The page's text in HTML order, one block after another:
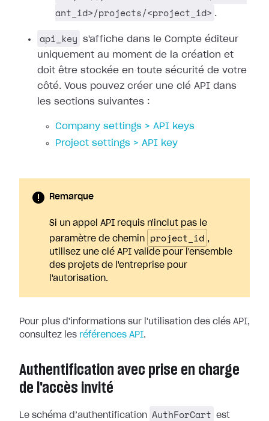
ant_id>/projects/<project_id> .
api_key
s'affiche dans le Compte éditeur
uniquement au moment de la création et
doit être stockée en toute sécurité de votre
côté. Vous pouvez créer une clé API dans
les sections suivantes :
Company settings > API keys
Project settings > API key
Remarque
Si un appel API requis n'inclut pas le
paramètre de chemin
project_id ,
utilisez une clé API valide pour l'ensemble
des projets de l'entreprise pour
l'autorisation.
Pour plus d'informations sur l'utilisation des clés API,
consultez les références API.
Authentification avec prise en charge
de l'accès invité
Le schéma d’authentification AuthForCart
est